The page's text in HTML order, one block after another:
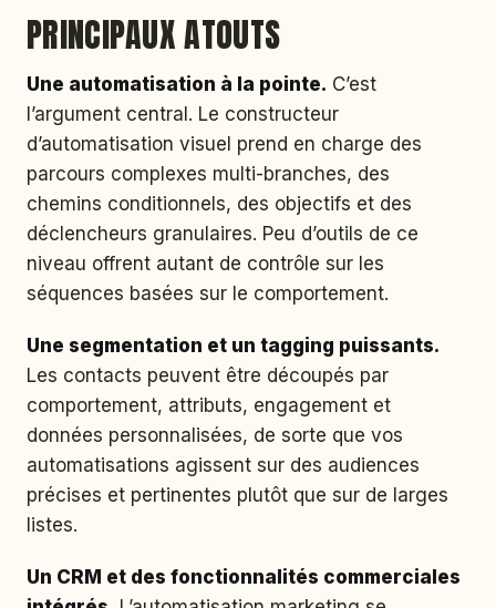
PRINCIPAUX ATOUTS
Une automatisation à la pointe. C’est
l’argument central. Le constructeur
d’automatisation visuel prend en charge des
parcours complexes multi-branches, des
chemins conditionnels, des objectifs et des
déclencheurs granulaires. Peu d’outils de ce
niveau offrent autant de contrôle sur les
séquences basées sur le comportement.
Une segmentation et un tagging puissants.
Les contacts peuvent être découpés par
comportement, attributs, engagement et
données personnalisées, de sorte que vos
automatisations agissent sur des audiences
précises et pertinentes plutôt que sur de larges
listes.
Un CRM et des fonctionnalités commerciales